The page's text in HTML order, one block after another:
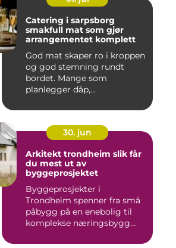
Catering i sarpsborg
smakfull mat som gjør
arrangementet komplett
God mat skaper ro i kroppen
og god stemning rundt
bordet. Mange som
planlegger dåp,
30. jun
Arkitekt trondheim slik får
du mest ut av
byggeprosjektet
Byggeprosjekter i
Trondheim spenner fra små
påbygg på en enebolig til
komplekse næringsbygg